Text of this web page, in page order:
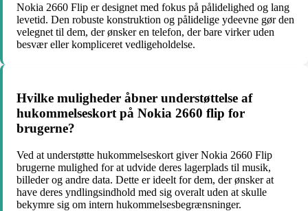
Nokia 2660 Flip er designet med fokus på pålidelighed og lang
levetid. Den robuste konstruktion og pålidelige ydeevne gør den
velegnet til dem, der ønsker en telefon, der bare virker uden
besvær eller kompliceret vedligeholdelse.
Hvilke muligheder åbner understøttelse af
hukommelseskort på Nokia 2660 flip for
brugerne?
Ved at understøtte hukommelseskort giver Nokia 2660 Flip
brugerne mulighed for at udvide deres lagerplads til musik,
billeder og andre data. Dette er ideelt for dem, der ønsker at
have deres yndlingsindhold med sig overalt uden at skulle
bekymre sig om intern hukommelsesbegrænsninger.